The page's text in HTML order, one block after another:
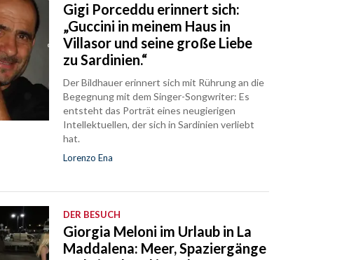
Gigi Porceddu erinnert sich:
„Guccini in meinem Haus in
Villasor und seine große Liebe
zu Sardinien.“
Der Bildhauer erinnert sich mit Rührung an die
Begegnung mit dem Singer-Songwriter: Es
entsteht das Porträt eines neugierigen
Intellektuellen, der sich in Sardinien verliebt
hat.
Lorenzo Ena
DER BESUCH
Giorgia Meloni im Urlaub in La
Maddalena: Meer, Spaziergänge